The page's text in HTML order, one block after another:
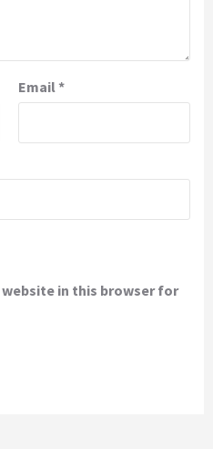
Email*
website in this browser for